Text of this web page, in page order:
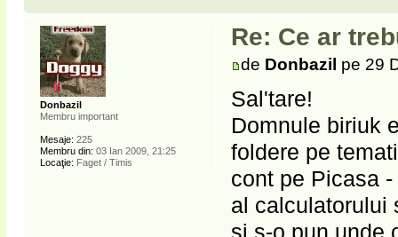
Re: Ce ar
de Donbazil pe 29
Sal'tare!
Domnule biriuk
foldere pe
cont pe Picasa
al calculatorului
si s-o pun unde
Donbazil
Membru important
Mesaje: 225
Membru din: 03 Ian 2009, 21:25
Locaţie: Faget / Timis